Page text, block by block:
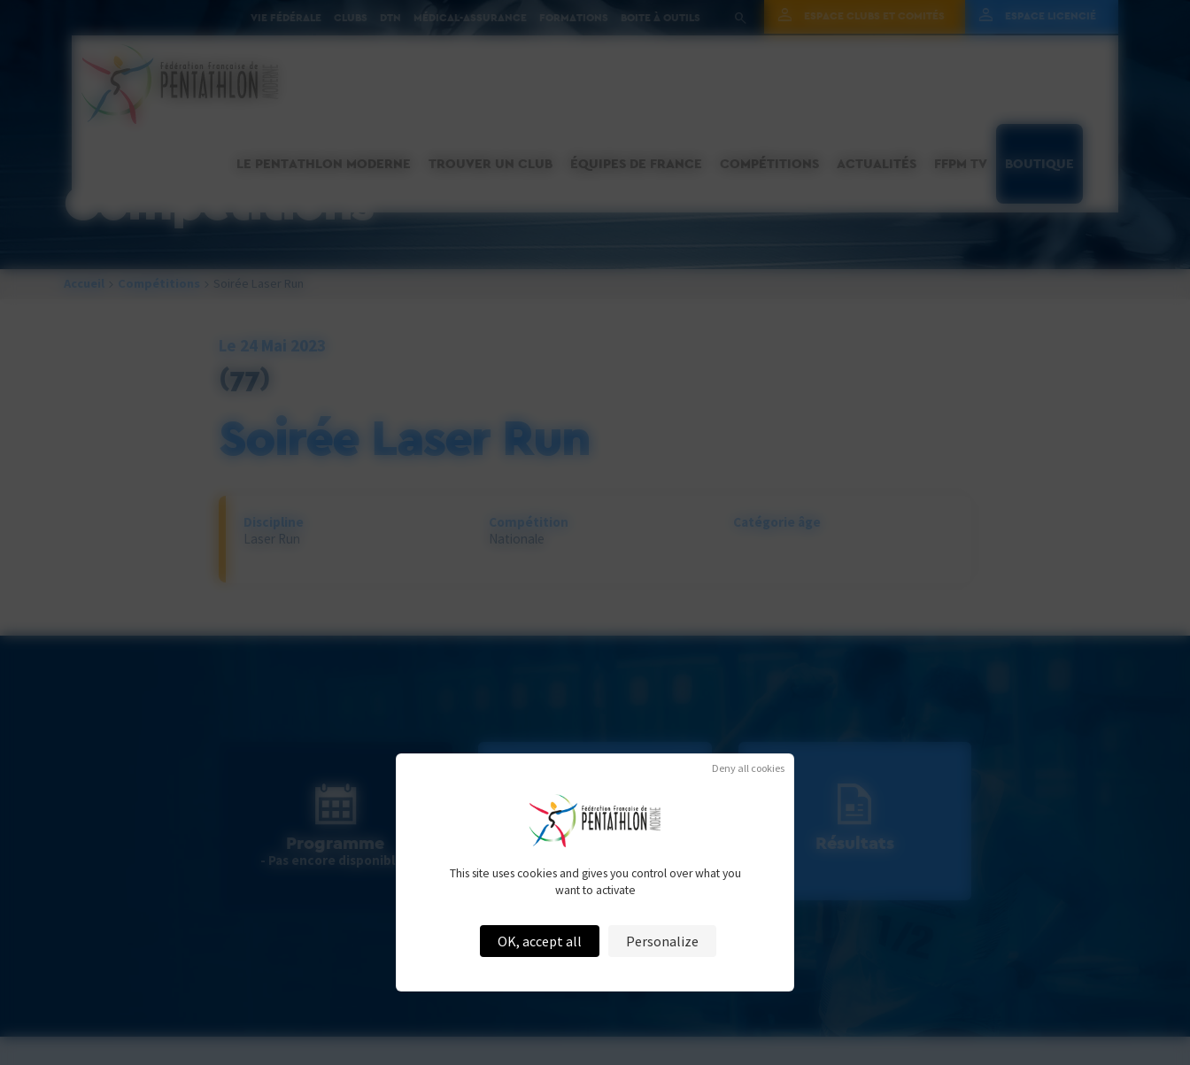
VIE FÉDÉRALE DTN MÉDICAL-ASSURANCE FORMATIONS BOITE À OUTILS ESPACE CLUBS ET COMITÉS
LE PENTATHLON MODERNE ÉQUIPES DE FRANCE COMPÉTITIONS BOUTIQUE
Compétitions
Le 24 Mai 2023
(77)
Soirée Laser Run
Discipline
Laser Run
Compétition
Nationale
Catégorie âge
Programme
- Pas encore disponible -
Engagés Résultats
This site uses cookies and gives you control over what you
want to activate
OK, accept all
Deny all cookies
Personalize